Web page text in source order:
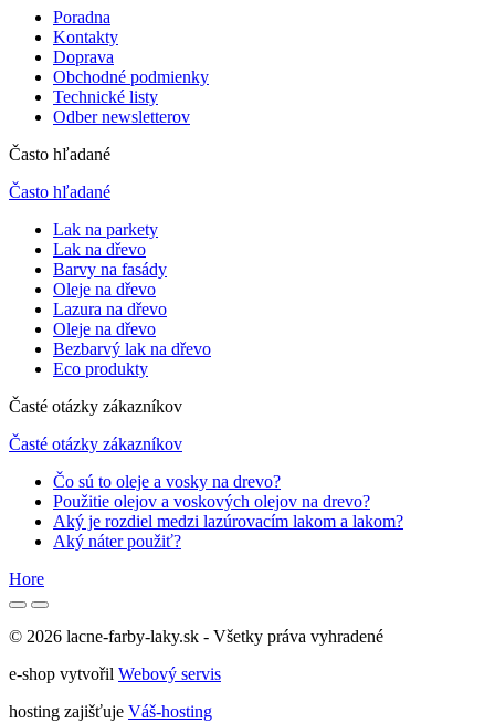
Poradna
Kontakty
Doprava
Obchodné podmienky
Technické listy
Odber newsletterov
Často hľadané
Často hľadané
Lak na parkety
Lak na dřevo
Barvy na fasády
Oleje na dřevo
Lazura na dřevo
Oleje na dřevo
Bezbarvý lak na dřevo
Eco produkty
Časté otázky zákazníkov
Časté otázky zákazníkov
Čo sú to oleje a vosky na drevo?
Použitie olejov a voskových olejov na drevo?
Aký je rozdiel medzi lazúrovacím lakom a lakom?
Aký náter použiť?
Hore
© 2026 lacne-farby-laky.sk - Všetky práva vyhradené
e-shop vytvořil Webový servis
hosting zajišťuje Váš-hosting